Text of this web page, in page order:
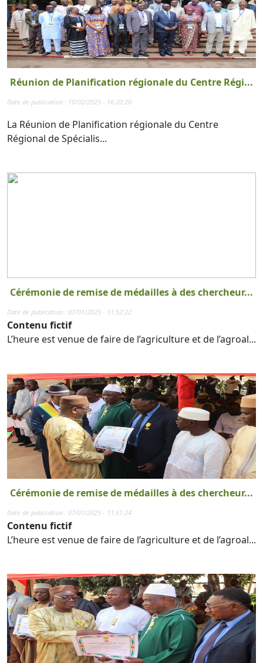
Réunion de Planification régionale du Centre Régi...
Date de publication : 10/02/2025 - 16:20:20
La Réunion de Planification régionale du Centre
Régional de Spécialis...
Cérémonie de remise de médailles à des chercheur...
Date de publication : 07/01/2025 - 11:52:22
Contenu fictif
L’heure est venue de faire de l’agriculture et de l’agroal...
Cérémonie de remise de médailles à des chercheur...
Date de publication : 07/01/2025 - 11:51:24
Contenu fictif
L’heure est venue de faire de l’agriculture et de l’agroal...